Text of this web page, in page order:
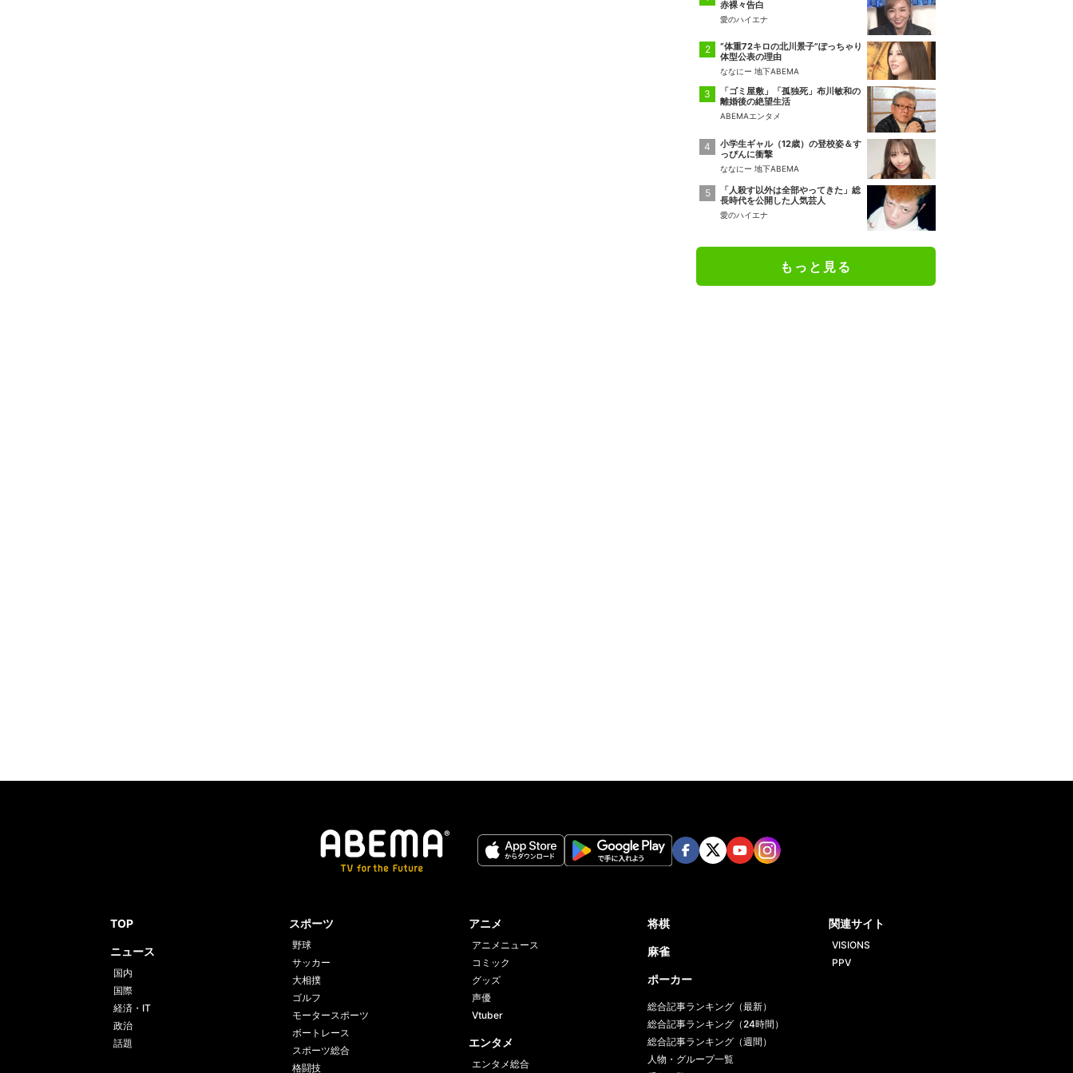
赤裸々告白
愛のハイエナ
“体重72キロの北川景子”ぽっちゃり
体型公表の理由
ななにー 地下ABEMA
「ゴミ屋敷」「孤独死」布川敏和の
離婚後の絶望生活
ABEMAエンタメ
小学生ギャル（12歳）の登校姿＆す
っぴんに衝撃
ななにー 地下ABEMA
「人殺す以外は全部やってきた」総
長時代を公開した人気芸人
愛のハイエナ
もっと見る
TOP
ニュース
国内
国際
経済・IT
政治
話題
スポーツ
野球
サッカー
大相撲
ゴルフ
モータースポーツ
ボートレース
スポーツ総合
格闘技
アニメ
アニメニュース
コミック
グッズ
声優
Vtuber
エンタメ
エンタメ総合
将棋
麻雀
ポーカー
総合記事ランキング（最新）
総合記事ランキング（24時間）
総合記事ランキング（週間）
人物・グループ一覧
関連サイト
VISIONS
PPV